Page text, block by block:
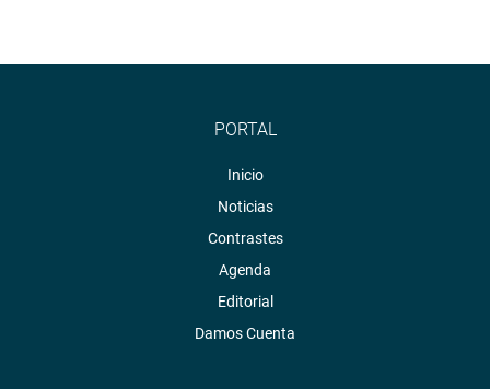
PORTAL
Inicio
Noticias
Contrastes
Agenda
Editorial
Damos Cuenta